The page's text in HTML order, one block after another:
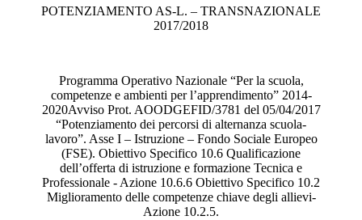
POTENZIAMENTO AS-L. – TRANSNAZIONALE
2017/2018
Programma Operativo Nazionale “Per la scuola,
competenze e ambienti per l’apprendimento” 2014-
2020Avviso Prot. AOODGEFID/3781 del 05/04/2017
“Potenziamento dei percorsi di alternanza scuola-
lavoro”. Asse I – Istruzione – Fondo Sociale Europeo
(FSE). Obiettivo Specifico 10.6 Qualificazione
dell’offerta di istruzione e formazione Tecnica e
Professionale - Azione 10.6.6 Obiettivo Specifico 10.2
Miglioramento delle competenze chiave degli allievi-
Azione 10.2.5.